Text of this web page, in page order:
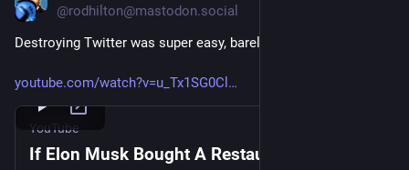
@rodhilton@mastodon.social
Destroying Twitter was super easy, barely an inconvenience
youtube.com/watch?v=u_Tx1SG0Cl
YouTube
If Elon Musk Bought A Restaurant